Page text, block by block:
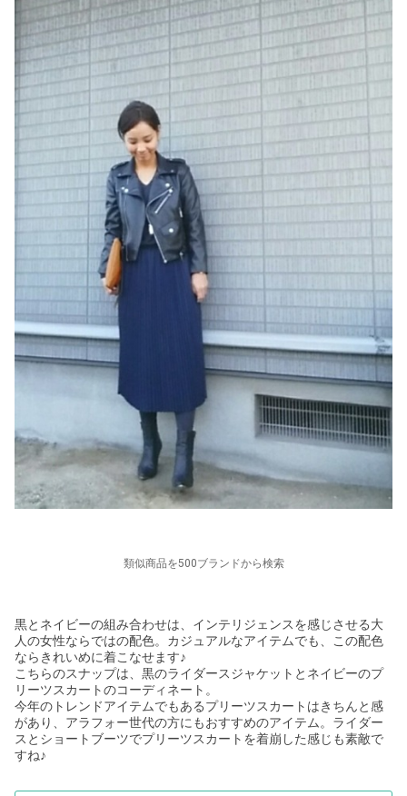
類似商品を500ブランドから検索
黒とネイビーの組み合わせは、インテリジェンスを感じさせる大
人の女性ならではの配色。カジュアルなアイテムでも、この配色
ならきれいめに着こなせます♪
こちらのスナップは、黒のライダースジャケットとネイビーのプ
リーツスカートのコーディネート。
今年のトレンドアイテムでもあるプリーツスカートはきちんと感
があり、アラフォー世代の方にもおすすめのアイテム。ライダー
スとショートブーツでプリーツスカートを着崩した感じも素敵で
すね♪